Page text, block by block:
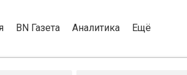
BN Газета Аналитика Ещё